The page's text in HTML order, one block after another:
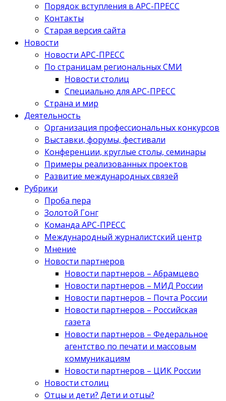
Порядок вступления в АРС-ПРЕСС
Контакты
Старая версия сайта
Новости
Новости АРС-ПРЕСС
По страницам региональных СМИ
Новости столиц
Специально для АРС-ПРЕСС
Страна и мир
Деятельность
Организация профессиональных конкурсов
Выставки, форумы, фестивали
Конференции, круглые столы, семинары
Примеры реализованных проектов
Развитие международных связей
Рубрики
Проба пера
Золотой Гонг
Команда АРС-ПРЕСС
Международный журналистский центр
Мнение
Новости партнеров
Новости партнеров – Абрамцево
Новости партнеров – МИД России
Новости партнеров – Почта России
Новости партнеров – Российская
газета
Новости партнеров – Федеральное
агентство по печати и массовым
коммуникациям
Новости партнеров – ЦИК России
Новости столиц
Отцы и дети? Дети и отцы?